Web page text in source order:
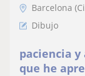
Barcelona
Dibujo
paciencia
que he